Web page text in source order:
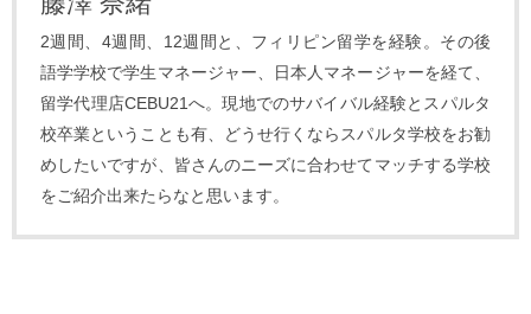
2週間、4週間、12週間と、フィリピン留学を経験。その後
語学学校で学生マネージャー、日本人マネージャーを経て、
留学代理店CEBU21へ。現地でのサバイバル経験とスパルタ
校卒業ということも有、どうせ行くならスパルタ学校をお勧
めしたいですが、皆さんのニーズに合わせてマッチする学校
をご紹介出来たらなと思います。